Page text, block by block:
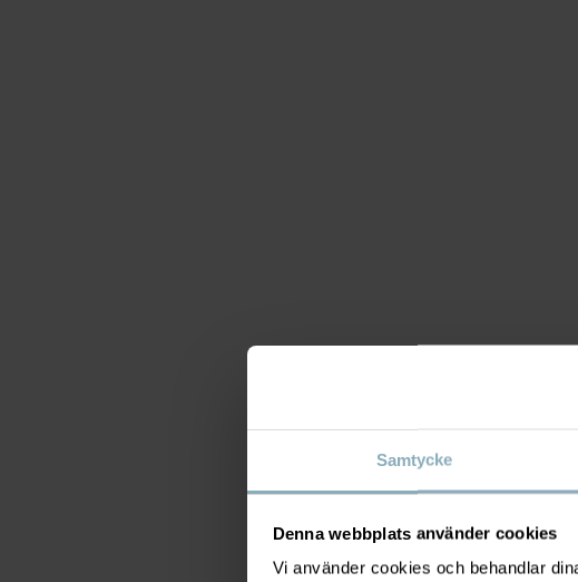
Samtycke
Denna webbplats använder cookies
Vi använder cookies och behandlar